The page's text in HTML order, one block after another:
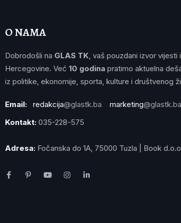
O NAMA
Dobrodošli na GLAS TK , vaš pouzdani izvor
Hercegovine. Već 10 godina pratimo aktuelna
iz politike, ekonomije, sporta, kulture i društvenog
Email: redakcija@glastk.ba marketing@glastk.ba
Kontakt: 035-228-575
Adresa: Fočanska do 1A, 75000 Tuzla | Book